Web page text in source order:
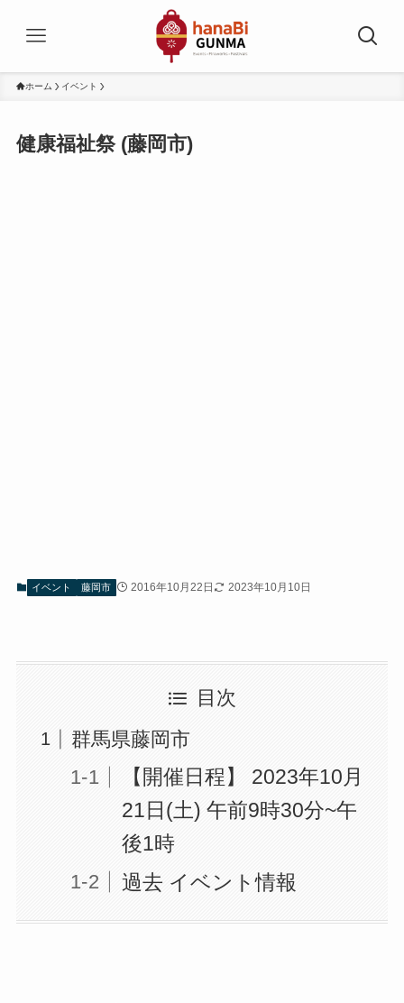
ホーム イベント
健康福祉祭 (藤岡市)
イベント 藤岡市 2016年10月22日 2023年10月10日
目次
群馬県藤岡市
【開催日程】 2023年10月
21日(土) 午前9時30分~午
後1時
過去 イベント情報